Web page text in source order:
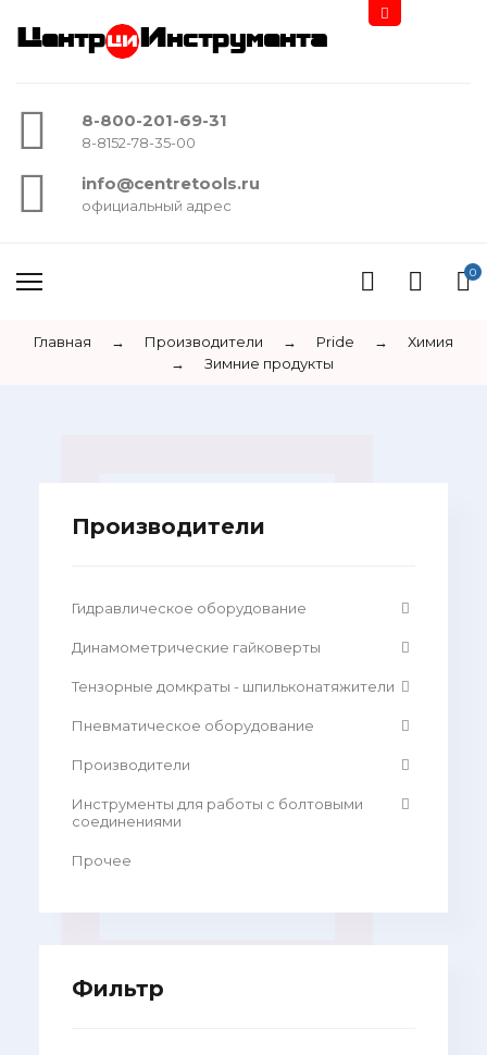
Центр Инструмента
8-800-201-69-31
8-8152-78-35-00
info@centretools.ru
официальный адрес
0
Главная → Производители → Pride →
Химия
→
Зимние продукты
Производители
Гидравлическое оборудование
Динамометрические гайковерты
Тензорные домкраты - шпильконатяжители
Пневматическое оборудование
Производители
Инструменты для работы с болтовыми
соединениями
Прочее
Фильтр